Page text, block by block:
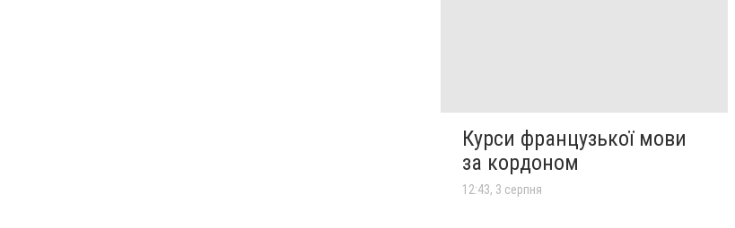
Курси французької мови
за кордоном
12:43, 3 серпня